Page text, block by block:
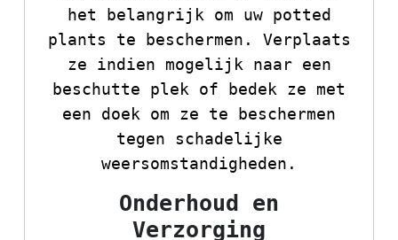
het belangrijk om uw potted
plants te beschermen. Verplaats
ze indien mogelijk naar een
beschutte plek of bedek ze met
een doek om ze te beschermen
tegen schadelijke
weersomstandigheden.
Onderhoud en
Verzorging